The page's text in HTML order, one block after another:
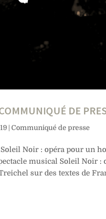
DE
|Communiqué de presse
Soleil Noir : opéra pour un
musical Soleil Noir
sur des textes de